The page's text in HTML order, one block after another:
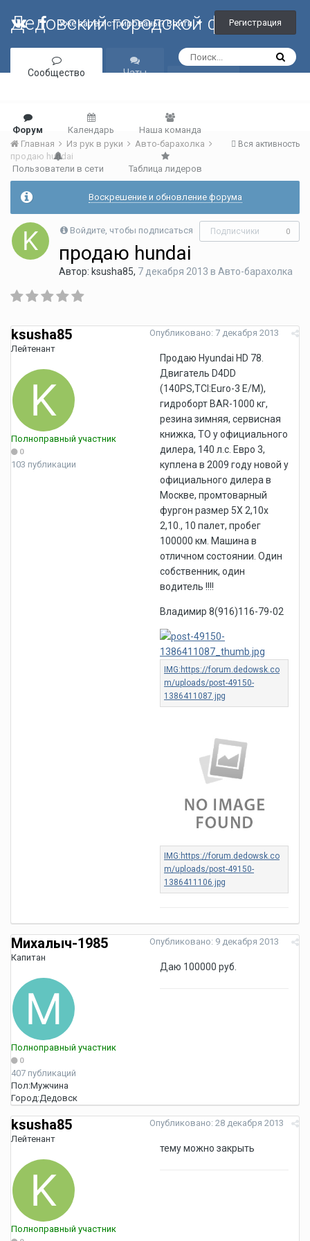
Дедовский городской форум
Уже зарегистрированы? Войти Регистрация
Сообщество
Форум Календарь Наша команда
Пользователи в сети Таблица лидеров
Чаты
Вся активность
Главная Из рук в руки
Авто-барахолка
продаю hundai
Воскрешение и обновление форума
Войдите, чтобы подписаться Подписчики 0
продаю hundai
Автор: ksusha85, 7 декабря 2013 в Авто-барахолка
ksusha85
Лейтенант
Полноправный участник
0
103 публикации
Опубликовано: 7 декабря 2013
Продаю Hyundai HD 78.
Двигатель D4DD
(140PS,TCI:Euro-3 E/M),
гидроборт BAR-1000 кг,
резина зимняя, сервисная
книжка, ТО у официального
дилера, 140 л.с. Евро 3,
куплена в 2009 году новой у
официального дилера в
Москве, промтоварный
фургон размер 5Х 2,10х
2,10., 10 палет, пробег
100000 км. Машина в
отличном состоянии. Один
собственник, один
водитель !!!!
Владимир 8(916)116-79-02
Михалыч-1985
Капитан
Полноправный участник
0
407 публикаций
Пол:Мужчина
Город:Дедовск
Опубликовано: 9 декабря 2013
Даю 100000 руб.
ksusha85
Лейтенант
Полноправный участник
Опубликовано: 28 декабря 2013
тему можно закрыть